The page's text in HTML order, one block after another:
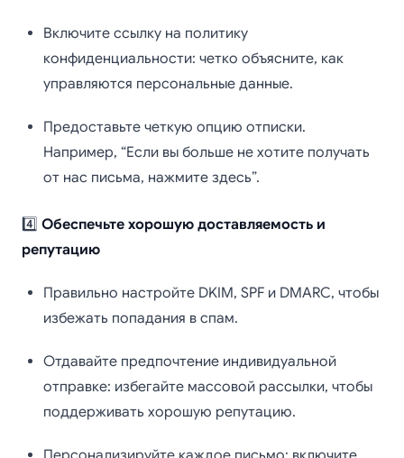
Включите ссылку на политику
конфиденциальности: четко объясните, как
управляются персональные данные.
Предоставьте четкую опцию отписки.
Например, “Если вы больше не хотите получать
от нас письма, нажмите здесь”.
4️⃣ Обеспечьте хорошую доставляемость и
репутацию
Правильно настройте DKIM, SPF и DMARC, чтобы
избежать попадания в спам.
Отдавайте предпочтение индивидуальной
отправке: избегайте массовой рассылки, чтобы
поддерживать хорошую репутацию.